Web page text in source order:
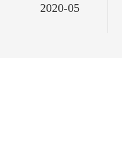
2020-05